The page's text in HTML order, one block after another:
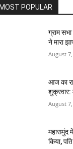
MOST POPULAR
ग्राम
ने मारा
August
आज का
August
महासमुंद
किया,